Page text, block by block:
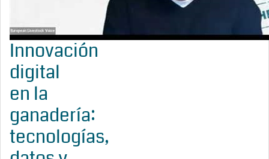
Innovación
digital
en la
ganadería:
tecnologías,